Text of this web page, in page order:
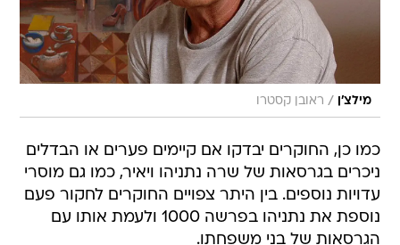
מילצ'ן / ראובן קסטרו
כמו כן, החוקרים יבדקו אם קיימים פערים או הבדלים
ניכרים בגרסאות של שרה נתניהו ויאיר, כמו גם מוסרי
עדויות נוספים. בין היתר צפויים החוקרים לחקור פעם
נוספת את נתניהו בפרשה 1000 ולעמת אותו עם
הגרסאות של בני משפחתו.